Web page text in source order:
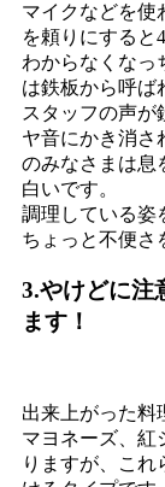
マイクなどを使
を頼りにすると
わからなくなっ
は鉄板から呼ば
スタッフの声が
ヤ音にかき消さ
のみなさまは息
白いです。
調理している姿
ちょっと不便さ
3.やけどに注
ます！
出来上がった料
マヨネーズ、紅
りますが、こ